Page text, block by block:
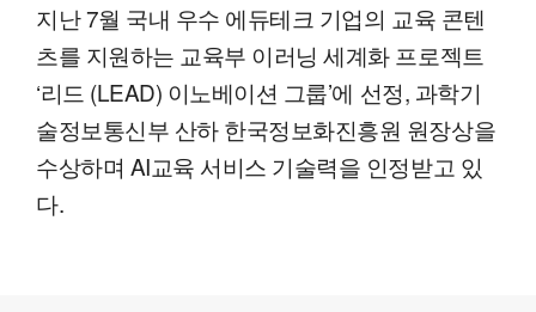
지난 7월 국내 우수 에듀테크 기업의 교육 콘텐
츠를 지원하는 교육부 이러닝 세계화 프로젝트
‘리드 (LEAD) 이노베이션 그룹’에 선정, 과학기
술정보통신부 산하 한국정보화진흥원 원장상을
수상하며 AI교육 서비스 기술력을 인정받고 있
다.